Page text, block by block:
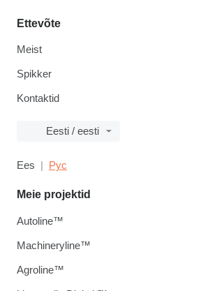
Ettevõte
Meist
Spikker
Kontaktid
Eesti / eesti
Ees Рус
Meie projektid
Autoline™
Machineryline™
Agroline™